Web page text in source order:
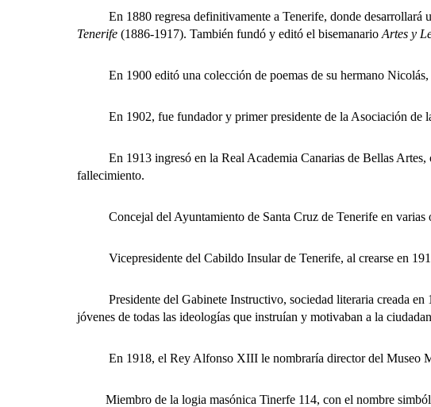
En 1880 regresa definitivamente a Tenerife, donde desarrollará
Tenerife (1886-1917). También fundó y editó el bisemanario Artes y
En 1900 editó una colección de poemas de su hermano Nicolás,
En 1902, fue fundador y primer presidente de la Asociación de la
En 1913 ingresó en la Real Academia Canarias de Bellas Artes,
fallecimiento.
Concejal del Ayuntamiento de Santa Cruz de Tenerife en varias
Vicepresidente del Cabildo Insular de Tenerife, al crearse en
Presidente del Gabinete Instructivo, sociedad literaria creada en
jóvenes de todas las ideologías que instruían y motivaban a la
En 1918, el Rey Alfonso XIII le nombraría director del Museo
Miembro de la logia masónica Tinerfe 114, con el nombre